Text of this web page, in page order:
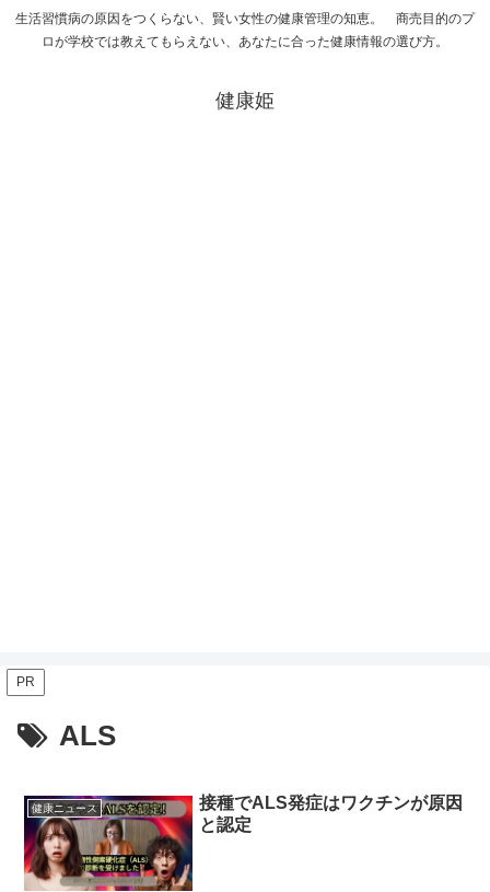
生活習慣病の原因をつくらない、賢い女性の健康管理の知恵。 商売目的のプ
ロが学校では教えてもらえない、あなたに合った健康情報の選び方。
健康姫
PR
ALS
健康ニュース
接種でALS発症はワクチンが原因
と認定